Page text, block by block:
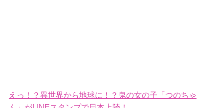
えっ！？異世界から地球に！？鬼の女の子「つのちゃ